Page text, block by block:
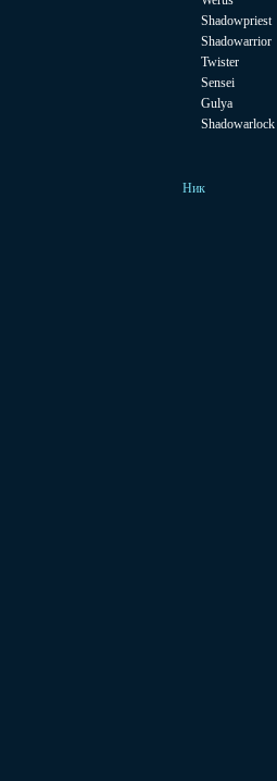
Shadowpriest
Shadowarrior
Twister
Sensei
Gulya
Shadowarlock
Ник